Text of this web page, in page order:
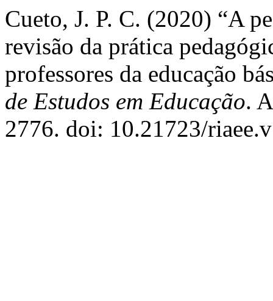
Cueto, J. P. C. (2020) “A
revisão da prática
professores da educação
de Estudos em Educação.
2776. doi: 10.21723/